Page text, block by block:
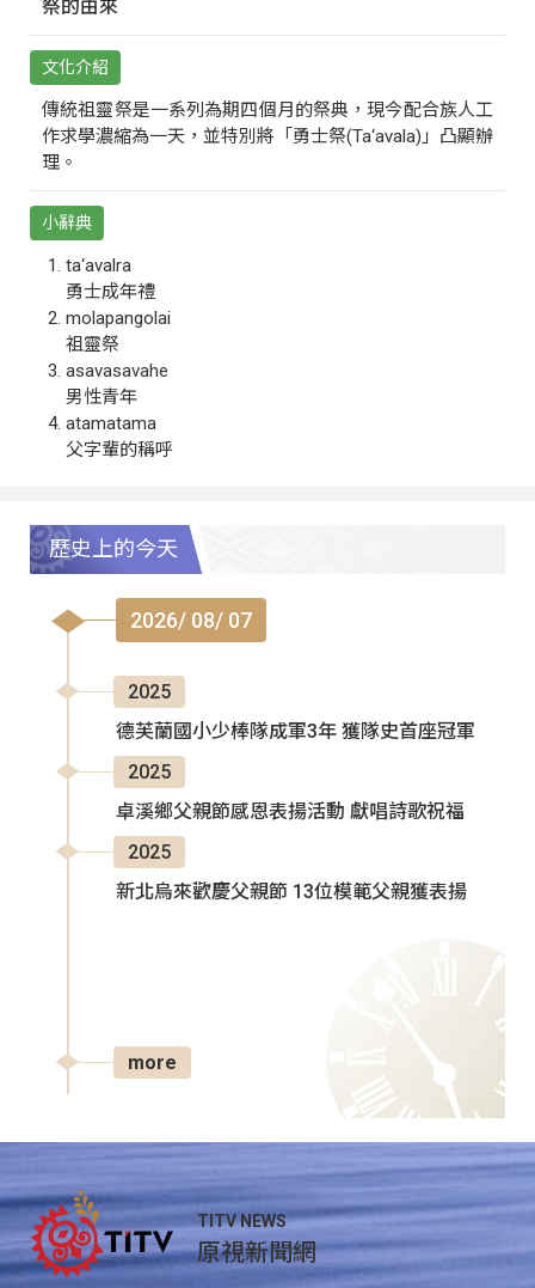
祭的由來
文化介紹
傳統祖靈祭是一系列為期四個月的祭典，現今配合族人工
作求學濃縮為一天，並特別將「勇士祭(Ta‘avala)」凸顯辦
理。
小辭典
ta‘avalra
勇士成年禮
molapangolai
祖靈祭
asavasavahe
男性青年
atamatama
父字輩的稱呼
歷史上的今天
2026/ 08/ 07
2025
德芙蘭國小少棒隊成軍3年 獲隊史首座冠軍
2025
卓溪鄉父親節感恩表揚活動 獻唱詩歌祝福
2025
新北烏來歡慶父親節 13位模範父親獲表揚
more
TITV NEWS
原視新聞網